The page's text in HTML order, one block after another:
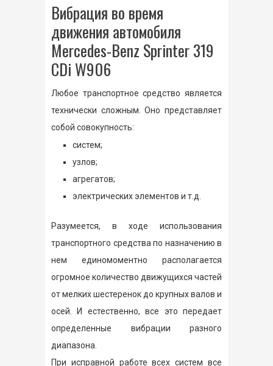
Вибрация во время
движения автомобиля
Mercedes-Benz Sprinter 319
CDi W906
Любое транспортное средство является
технически сложным. Оно представляет
собой совокупность:
систем;
узлов;
агрегатов;
электрических элементов и т.д.
Разумеется, в ходе использования
транспортного средства по назначению в
нем единомоментно располагается
огромное количество движущихся частей
от мелких шестеренок до крупных валов и
осей. И естественно, все это передает
определенные вибрации разного
диапазона.
При исправной работе всех систем все